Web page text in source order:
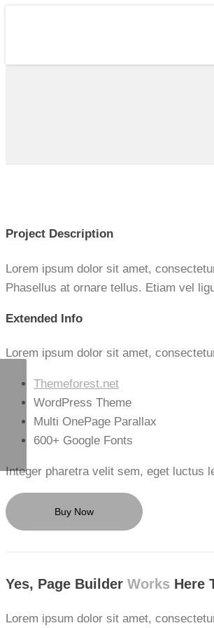
Project Description
Lorem ipsum dolor sit amet,
Phasellus at ornare tellus. Etiam vel
Extended Info
Lorem ipsum dolor sit amet,
Themeforest.net
WordPress Theme
Multi OnePage Parallax
600+ Google Fonts
Integer pharetra velit sem, eget luctus
Buy Now
Yes, Page Builder Works Here
Lorem ipsum dolor sit amet,
The Aspen Mansion